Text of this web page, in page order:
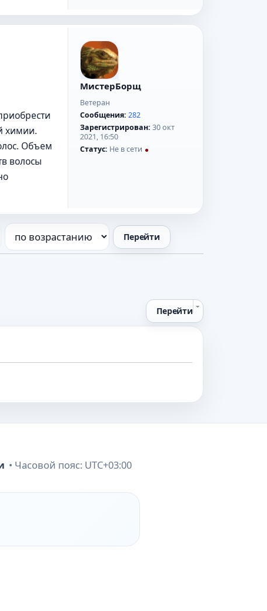
МистерБорщ
Ветеран
Сообщения: 282
Зарегистрирован: 30 окт
2021, 16:50
Статус: Не в сети
химии.
Объем
волосы
Перейти
Часовой пояс: UTC+03:00